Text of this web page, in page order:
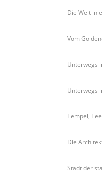
Die Welt in
Vom
Unterwegs
Unterwegs
Tempel,
Die
Stadt der